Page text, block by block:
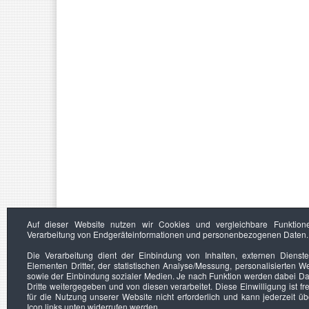
Auf dieser Website nutzen wir Cookies und vergleichbare
Verarbeitung von Endgeräteinformationen und personenbezogenen Daten.
Die Verarbeitung dient der Einbindung von Inhalten, externen
Elementen Dritter, der statistischen Analyse/Messung, personalisierten
sowie der Einbindung sozialer Medien. Je nach Funktion werden dabei
Dritte weitergegeben und von diesen verarbeitet. Diese Einwilligung ist
für die Nutzung unserer Website nicht erforderlich und kann jederzeit
Icon links unten widerrufen werden.